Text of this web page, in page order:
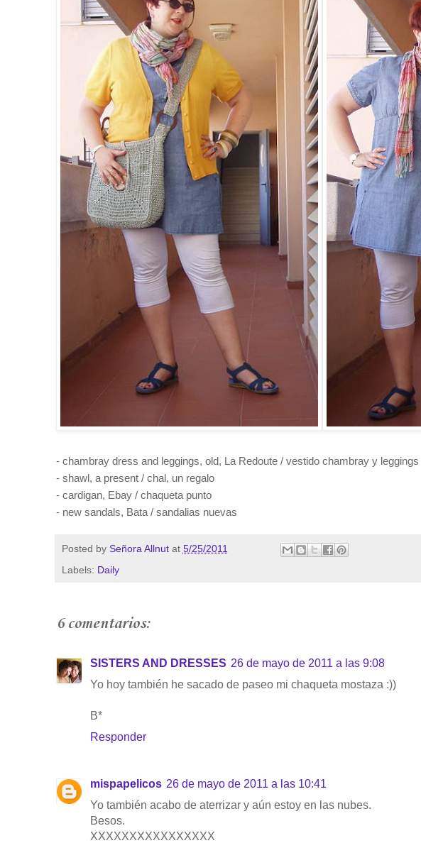
- chambray dress and leggings, old, La Redoute / vestido chambray y leggings
- shawl, a present / chal, un regalo
- cardigan, Ebay / chaqueta punto
- new sandals, Bata / sandalias nuevas
Posted by Señora Allnut at 5/25/2011
Labels: Daily
6 comentarios:
SISTERS AND DRESSES 26 de mayo de 2011 a las 9:08
Yo hoy también he sacado de paseo mi chaqueta mostaza :))
B*
Responder
mispapelicos 26 de mayo de 2011 a las 10:41
Yo también acabo de aterrizar y aún estoy en las nubes.
Besos.
XXXXXXXXXXXXXXXX